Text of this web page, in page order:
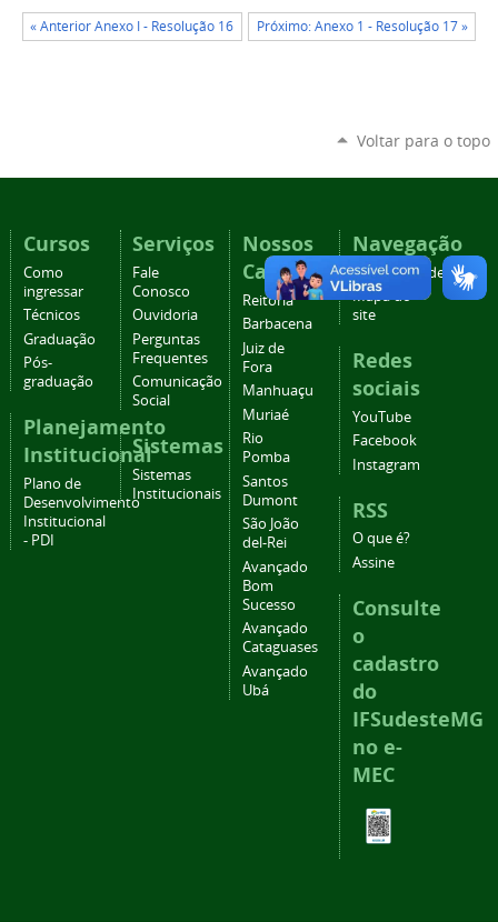
« Anterior Anexo I - Resolução 16 Próximo: Anexo 1 - Resolução 17 »
Voltar para o topo
Cursos
Como
ingressar
Técnicos
Graduação
Pós-
graduação
Planejamento
Institucional
Plano de
Desenvolvimento
Institucional
- PDI
Serviços
Fale
Conosco
Ouvidoria
Perguntas
Frequentes
Comunicação
Social
Sistemas
Sistemas
Institucionais
Nossos
Campi
Reitoria
Barbacena
Juiz de
Fora
Manhuaçu
Muriaé
Rio
Pomba
Santos
Dumont
São João
del-Rei
Avançado
Bom
Sucesso
Avançado
Cataguases
Avançado
Ubá
Navegação
Acessibilidade
Mapa do
site
Redes
sociais
YouTube
Facebook
Instagram
RSS
O que é?
Assine
Consulte
o
cadastro
do
IFSudesteMG
no e-
MEC